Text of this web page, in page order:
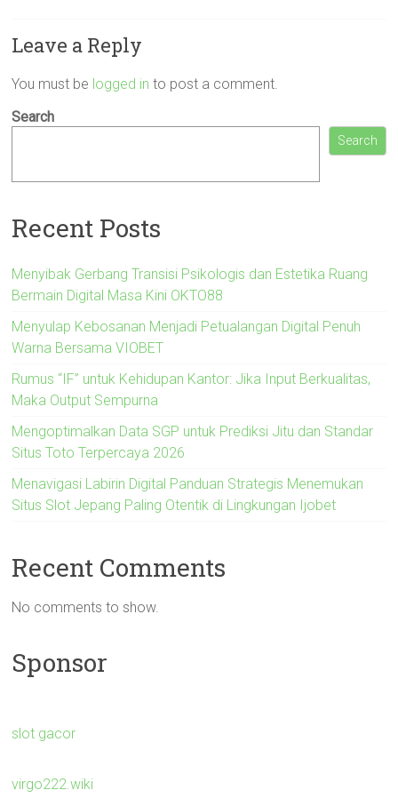
Leave a Reply
You must be logged in to post a comment.
Search
Search
Recent Posts
Menyibak Gerbang Transisi Psikologis dan Estetika Ruang
Bermain Digital Masa Kini OKTO88
Menyulap Kebosanan Menjadi Petualangan Digital Penuh
Warna Bersama VIOBET
Rumus “IF” untuk Kehidupan Kantor: Jika Input Berkualitas,
Maka Output Sempurna
Mengoptimalkan Data SGP untuk Prediksi Jitu dan Standar
Situs Toto Terpercaya 2026
Menavigasi Labirin Digital Panduan Strategis Menemukan
Situs Slot Jepang Paling Otentik di Lingkungan Ijobet
Recent Comments
No comments to show.
Sponsor
slot gacor
virgo222.wiki